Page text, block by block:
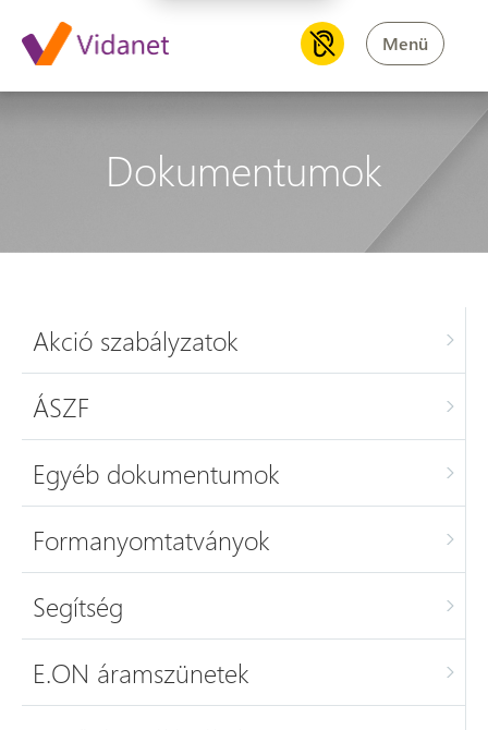
Menü
Dokumentumok
Akció szabályzatok
ÁSZF
Egyéb dokumentumok
Formanyomtatványok
Segítség
E.ON áramszünetek